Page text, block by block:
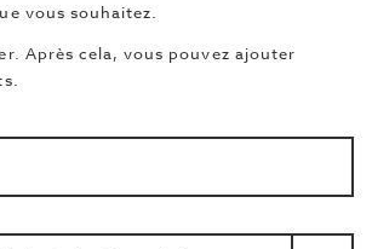
vous souhaitez.
Après cela, vous pouvez ajouter